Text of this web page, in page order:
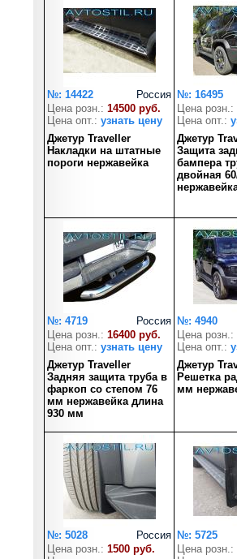
Россия
№: 14422
Цена розн.: 14500 руб.
Цена опт.: узнать цену
Джетур Traveller
Накладки на штатные
пороги нержавейка
№: 16495
Цена розн.:
Цена опт.:
Джетур
Защита
бампера
двойная
Россия
№: 4719
Цена розн.: 16400 руб.
Цена опт.: узнать цену
Джетур Traveller
Задняя защита труба в
фаркоп со степом 76
мм нержавейка длина
930 мм
№: 4940
Цена розн.:
Цена опт.:
Джетур
Решетка
мм
Россия
№: 5028
Цена розн.: 1500 руб.
№: 5725
Цена розн.: